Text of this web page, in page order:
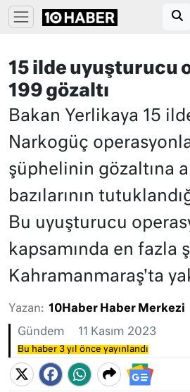
15 ilde uyuşturucu
199 gözaltı
Bakan Yerlikaya 15
Narkogüç
şüphelinin gözaltına
bazılarının
Bu uyuşturucu
kapsamında en fazla
Kahramanmaraş'ta
Yazan: 10Haber Haber Merkezi
Gündem 11 Kasım 2023
Bu haber 3 yıl önce yayınlandı